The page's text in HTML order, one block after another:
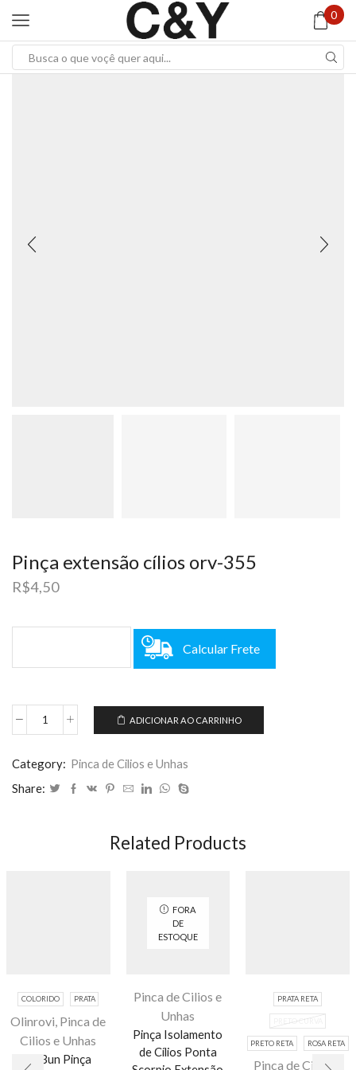
0
Pinça extensão cílios orv-355
R$4,50
Calcular Frete
Pinça
cílios
355
ADICIONAR AO CARRINHO
Category: Pinca de Cilios e Unhas
Share:
Related Products
COLORIDO PRATA
Olinrovi, Pinca de
Cilios e Unhas
kit 3un Pinça
Este
FORA
DE
ESTOQUE
Pinca de Cilios e
Unhas
Pinça Isolamento
de Cílios Ponta
PRATA RETA
PRETO CURVA
PRETO RETA ROSA RETA
Pinca de Cilios e